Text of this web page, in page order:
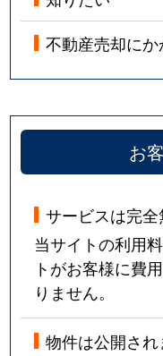
不動産売却に
お
サービスは完
当サイトの利用
トがお客様に費
りません。
物件は公開され